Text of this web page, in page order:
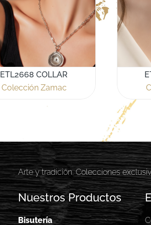
ETL2668 COLLAR
Colección Zamac
Arte y tradición. Colecciones
Nuestros Productos
Bisutería